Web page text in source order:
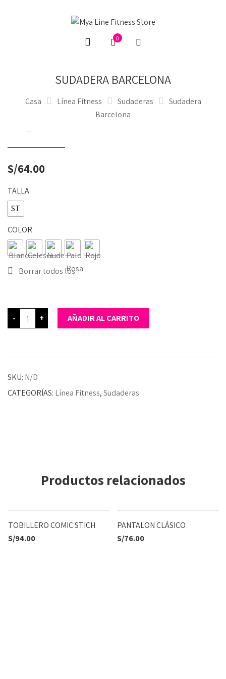
0
SUDADERA BARCELONA
Casa Línea Fitness Sudaderas
Sudadera
Barcelona
S/64.00
TALLA
ST
COLOR
Borrar todos los
- + AÑADIR AL CARRITO
SKU: N/D
CATEGORÍAS: Línea Fitness,Sudaderas
Productos relacionados
TOBILLERO COMIC STICH
S/94.00
PANTALON CLÁSICO
S/76.00